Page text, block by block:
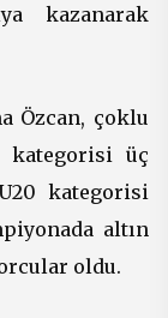
kazanarak
Özcan, çoklu
kategorisi üç
kategorisi
altın
oldu.